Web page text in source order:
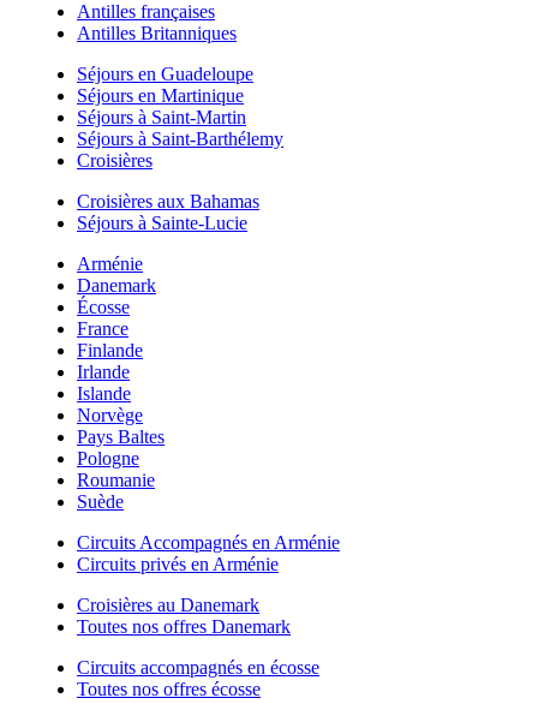
Antilles françaises
Antilles Britanniques
Séjours en Guadeloupe
Séjours en Martinique
Séjours à Saint-Martin
Séjours à Saint-Barthélemy
Croisières
Croisières aux Bahamas
Séjours à Sainte-Lucie
Arménie
Danemark
Écosse
France
Finlande
Irlande
Islande
Norvège
Pays Baltes
Pologne
Roumanie
Suède
Circuits Accompagnés en Arménie
Circuits privés en Arménie
Croisières au Danemark
Toutes nos offres Danemark
Circuits accompagnés en écosse
Toutes nos offres écosse